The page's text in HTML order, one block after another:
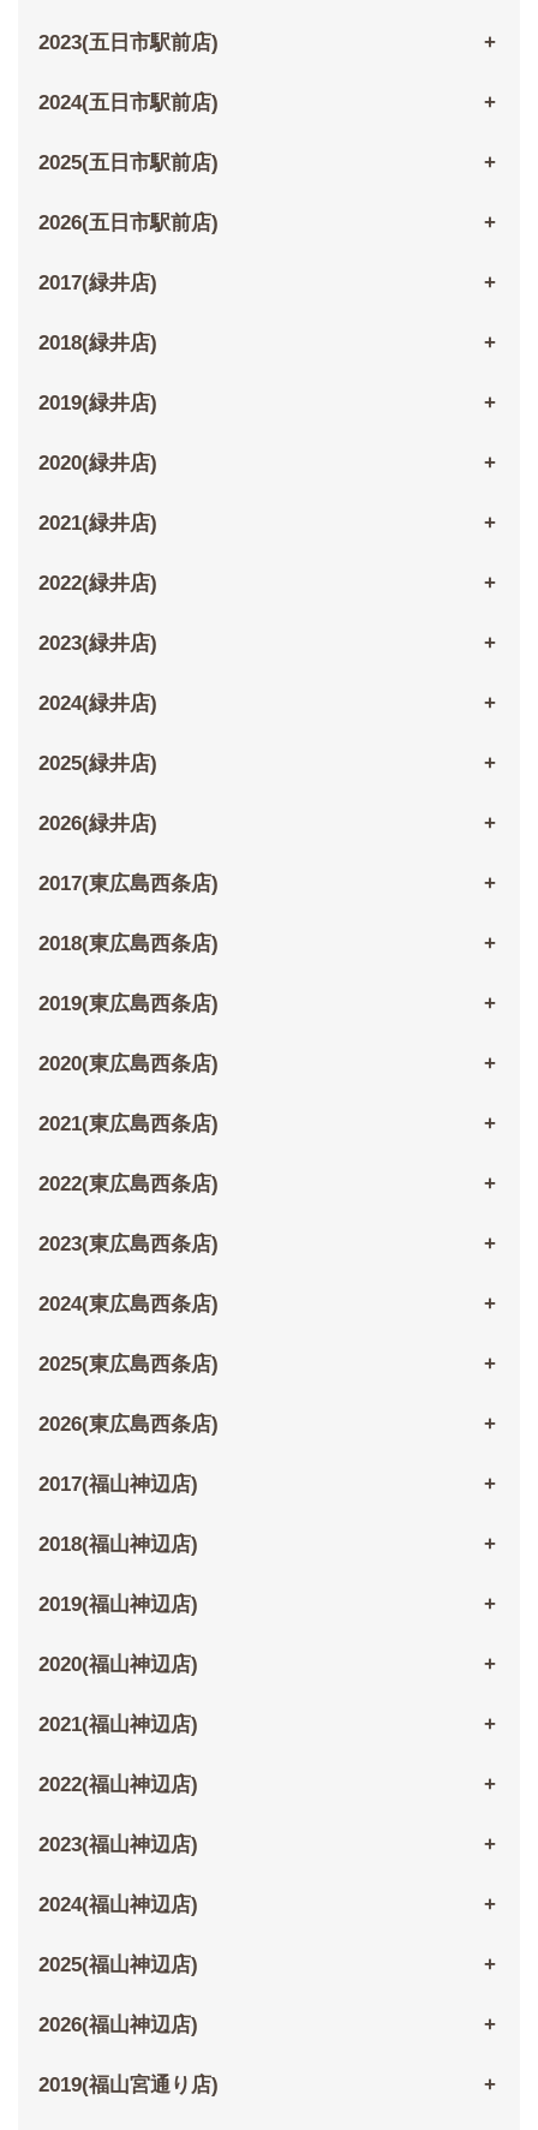
2023(五日市駅前店)
2024(五日市駅前店)
2025(五日市駅前店)
2026(五日市駅前店)
2017(緑井店)
2018(緑井店)
2019(緑井店)
2020(緑井店)
2021(緑井店)
2022(緑井店)
2023(緑井店)
2024(緑井店)
2025(緑井店)
2026(緑井店)
2017(東広島西条店)
2018(東広島西条店)
2019(東広島西条店)
2020(東広島西条店)
2021(東広島西条店)
2022(東広島西条店)
2023(東広島西条店)
2024(東広島西条店)
2025(東広島西条店)
2026(東広島西条店)
2017(福山神辺店)
2018(福山神辺店)
2019(福山神辺店)
2020(福山神辺店)
2021(福山神辺店)
2022(福山神辺店)
2023(福山神辺店)
2024(福山神辺店)
2025(福山神辺店)
2026(福山神辺店)
2019(福山宮通り店)